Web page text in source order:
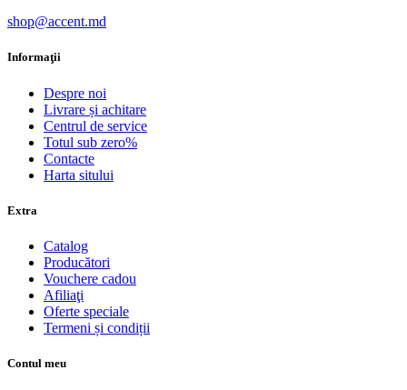
shop@accent.md
Informaţii
Despre noi
Livrare și achitare
Centrul de service
Totul sub zero%
Contacte
Harta sitului
Extra
Catalog
Producători
Vouchere cadou
Afiliaţi
Oferte speciale
Termeni și condiții
Contul meu